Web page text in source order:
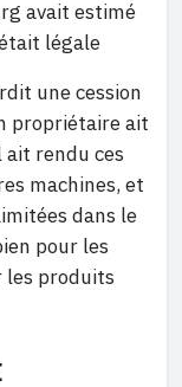
avait estimé
légale
une cession
propriétaire ait
ait rendu ces
machines, et
dans le
pour les
les produits